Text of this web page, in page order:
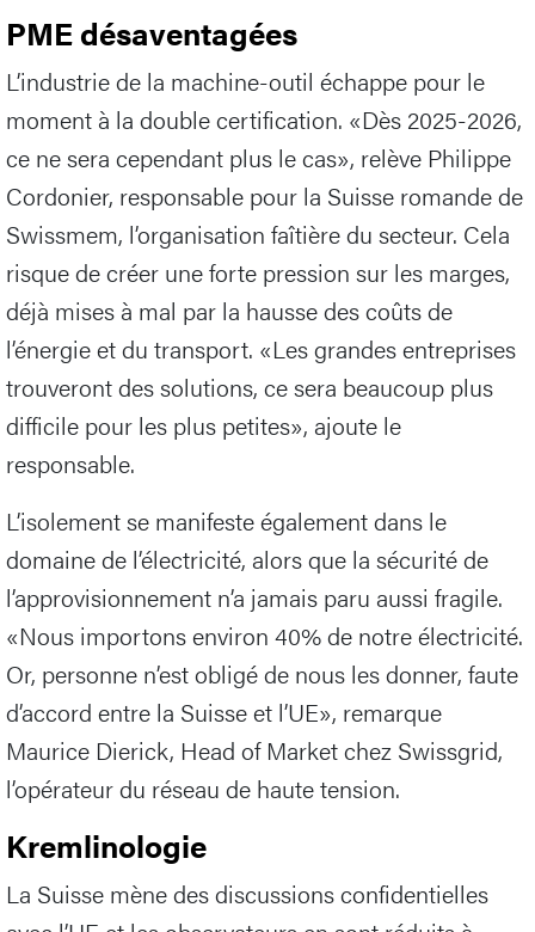
PME désaventagées
L’industrie de la machine-outil échappe pour le
moment à la double certification. «Dès 2025-2026,
ce ne sera cependant plus le cas», relève Philippe
Cordonier, responsable pour la Suisse romande de
Swissmem, l’organisation faîtière du secteur. Cela
risque de créer une forte pression sur les marges,
déjà mises à mal par la hausse des coûts de
l’énergie et du transport. «Les grandes entreprises
trouveront des solutions, ce sera beaucoup plus
difficile pour les plus petites», ajoute le
responsable.
L’isolement se manifeste également dans le
domaine de l’électricité, alors que la sécurité de
l’approvisionnement n’a jamais paru aussi fragile.
«Nous importons environ 40% de notre électricité.
Or, personne n’est obligé de nous les donner, faute
d’accord entre la Suisse et l’UE», remarque
Maurice Dierick, Head of Market chez Swissgrid,
l’opérateur du réseau de haute tension.
Kremlinologie
La Suisse mène des discussions confidentielles